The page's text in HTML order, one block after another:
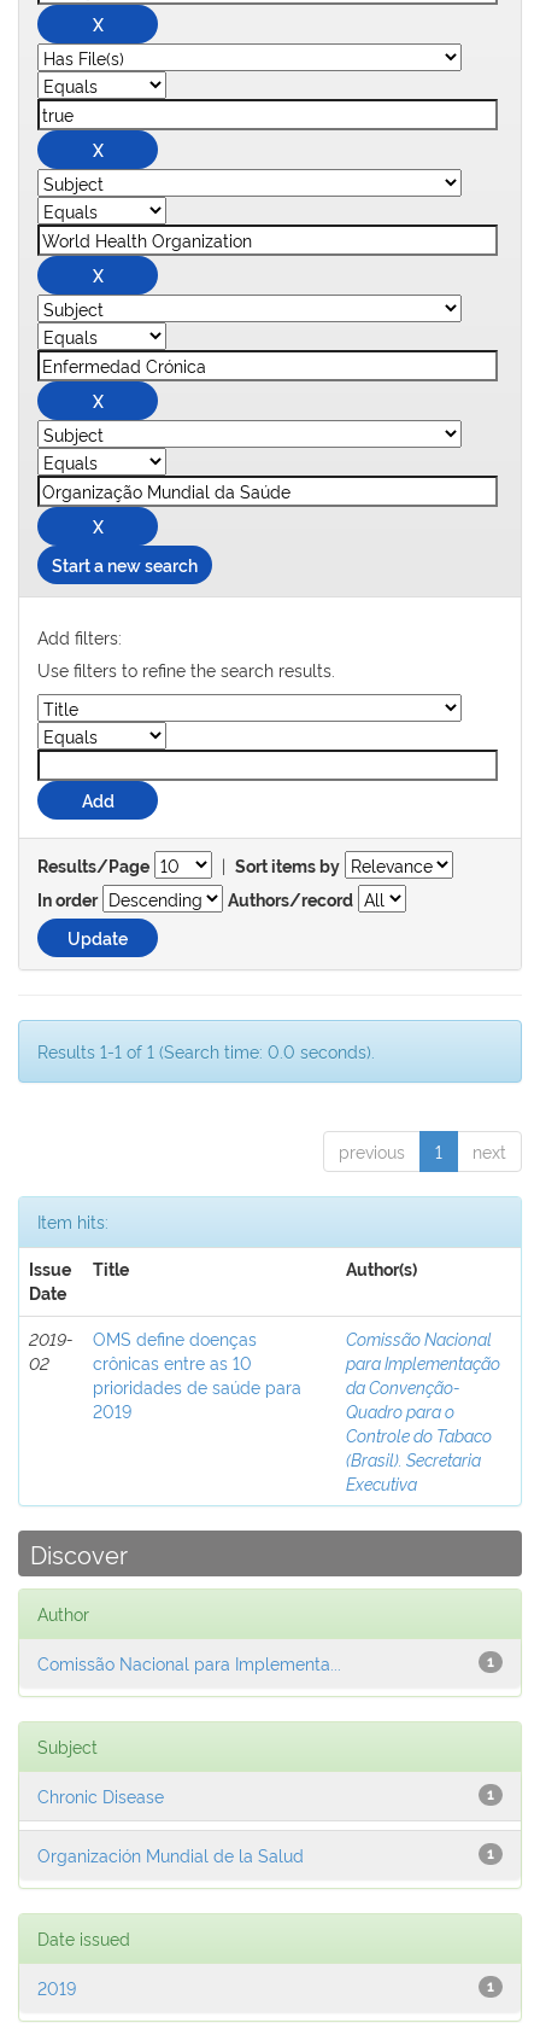
Start a new search
Add filters:
Use filters to refine the search results.
Results/Page | Sort items by
In order
Authors/record
Results 1-1 of 1 (Search time: 0.0 seconds).
previous 1 next
Item hits:
Issue
Date
Title Author(s)
2019-
02
OMS define doenças
crônicas entre as 10
prioridades de saúde para
2019
Comissão Nacional
para Implementação
da Convenção-
Quadro para o
Controle do Tabaco
(Brasil). Secretaria
Executiva
Discover
Author
1
Comissão Nacional para Implementa...
Subject
1
Chronic Disease
1
Organización Mundial de la Salud
Date issued
1
2019